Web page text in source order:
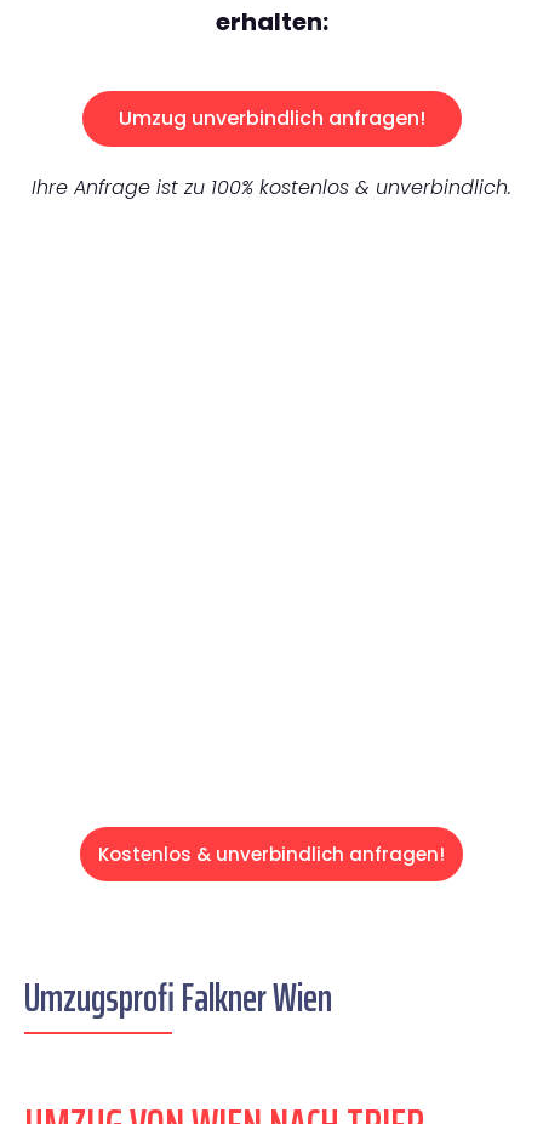
erhalten:
Umzug unverbindlich anfragen!
Ihre Anfrage ist zu 100% kostenlos & unverbindlich.
Kostenlos & unverbindlich anfragen!
Umzugsprofi Falkner Wien